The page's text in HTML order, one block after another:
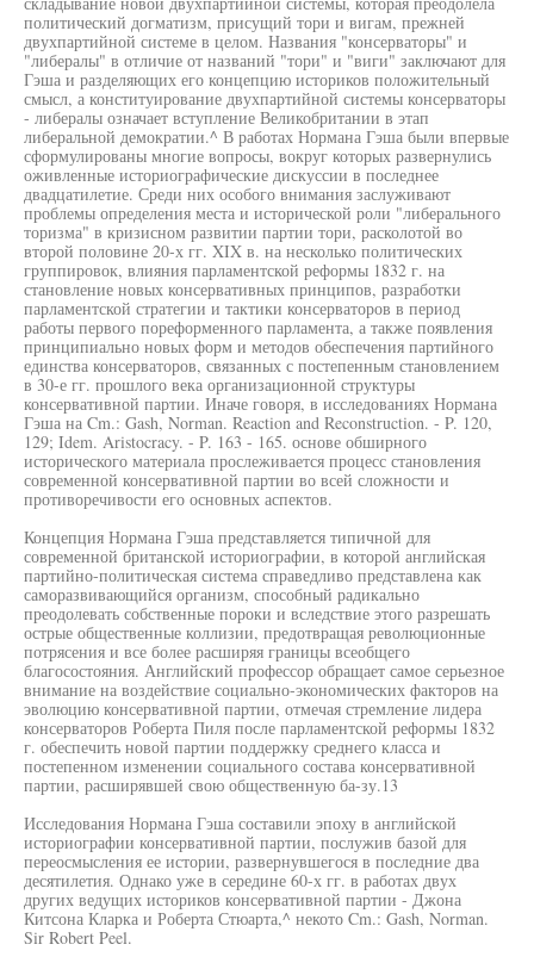
политический догматизм, присущий тори и вигам, прежней
двухпартийной системе в целом. Названия "консерваторы" и
"либералы" в отличие от названий "тори" и "виги" заключают для
Гэша и разделяющих его концепцию историков положительный
смысл, а конституирование двухпартийной системы консерваторы
- либералы означает вступление Великобритании в этап
либеральной демократии.^ В работах Нормана Гэша были впервые
сформулированы многие вопросы, вокруг которых развернулись
оживленные историографические дискуссии в последнее
двадцатилетие. Среди них особого внимания заслуживают
проблемы определения места и исторической роли "либерального
торизма" в кризисном развитии партии тори, расколотой во
второй половине 20-х гг. XIX в. на несколько политических
группировок, влияния парламентской реформы 1832 г. на
становление новых консервативных принципов, разработки
парламентской стратегии и тактики консерваторов в период
работы первого пореформенного парламента, а также появления
принципиально новых форм и методов обеспечения партийного
единства консерваторов, связанных с постепенным становлением
в 30-е гг. прошлого века организационной структуры
консервативной партии. Иначе говоря, в исследованиях Нормана
Гэша на Cm.: Gash, Norman. Reaction and Reconstruction. - P. 120,
129; Idem. Aristocracy. - P. 163 - 165. основе обширного
исторического материала прослеживается процесс становления
современной консервативной партии во всей сложности и
противоречивости его основных аспектов.
Концепция Нормана Гэша представляется типичной для
современной британской историографии, в которой английская
партийно-политическая система справедливо представлена как
саморазвивающийся организм, способный радикально
преодолевать собственные пороки и вследствие этого разрешать
острые общественные коллизии, предотвращая революционные
потрясения и все более расширяя границы всеобщего
благосостояния. Английский профессор обращает самое серьезное
внимание на воздействие социально-экономических факторов на
эволюцию консервативной партии, отмечая стремление лидера
консерваторов Роберта Пиля после парламентской реформы 1832
г. обеспечить новой партии поддержку среднего класса и
постепенном изменении социального состава консервативной
партии, расширявшей свою общественную ба-зу.13
Исследования Нормана Гэша составили эпоху в английской
историографии консервативной партии, послужив базой для
переосмысления ее истории, развернувшегося в последние два
десятилетия. Однако уже в середине 60-х гг. в работах двух
других ведущих историков консервативной партии - Джона
Китсона Кларка и Роберта Стюарта,^ некото Cm.: Gash, Norman.
Sir Robert Peel.